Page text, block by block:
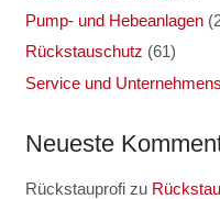
Pump- und Hebeanlagen
Rückstauschutz (61)
Service und
Neu­es­te
Rückstauprofizu